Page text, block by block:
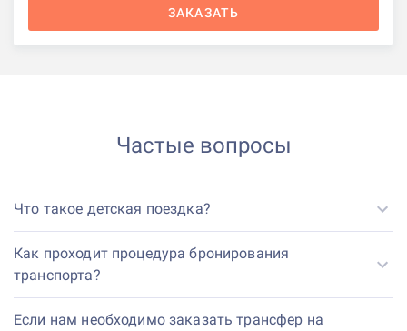
ЗАКАЗАТЬ
Частые вопросы
Что такое детская поездка?
Как проходит процедура бронирования
транспорта?
Если нам необходимо заказать трансфер на